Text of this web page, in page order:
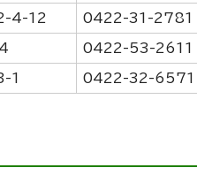
2-4-12 0422-31-2781
0422-53-2611
1 0422-32-6571